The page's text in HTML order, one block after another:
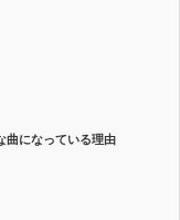
曲になっている理由